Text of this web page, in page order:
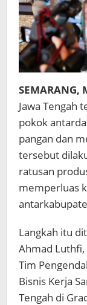
SEMARANG,
Jawa Tengah
pokok
pangan dan
tersebut
ratusan
memperluas
Langkah itu
Ahmad Luthfi
Tim
Bisnis Kerja
Tengah di